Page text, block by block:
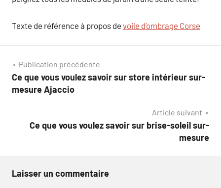
Texte de référence à propos de voile d’ombrage Corse
Navigation
de
Publication précédente
Ce que vous voulez savoir sur store intérieur sur-
mesure Ajaccio
Article suivant
Ce que vous voulez savoir sur brise-soleil sur-
mesure
Laisser un commentaire